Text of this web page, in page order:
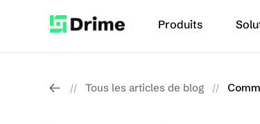
// Tous les articles de blog //
Produits